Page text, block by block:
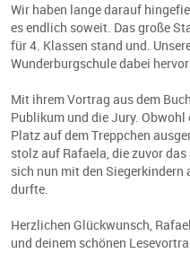
Wir haben lange darauf
es endlich soweit. Das große
für 4. Klassen stand und.
Wunderburgschule dabei
Mit ihrem Vortrag aus dem
Publikum und die Jury.
Platz auf dem Treppchen
stolz auf Rafaela, die zuvor
sich nun mit den
durfte.
Herzlichen Glückwunsch,
und deinem schönen